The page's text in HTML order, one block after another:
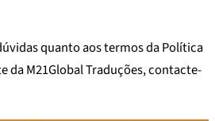
quanto aos termos da Política
da M21Global Traduções, contacte-